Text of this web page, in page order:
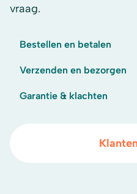
vraag.
Bestellen en betalen
Verzenden en bezorgen
Garantie & klachten